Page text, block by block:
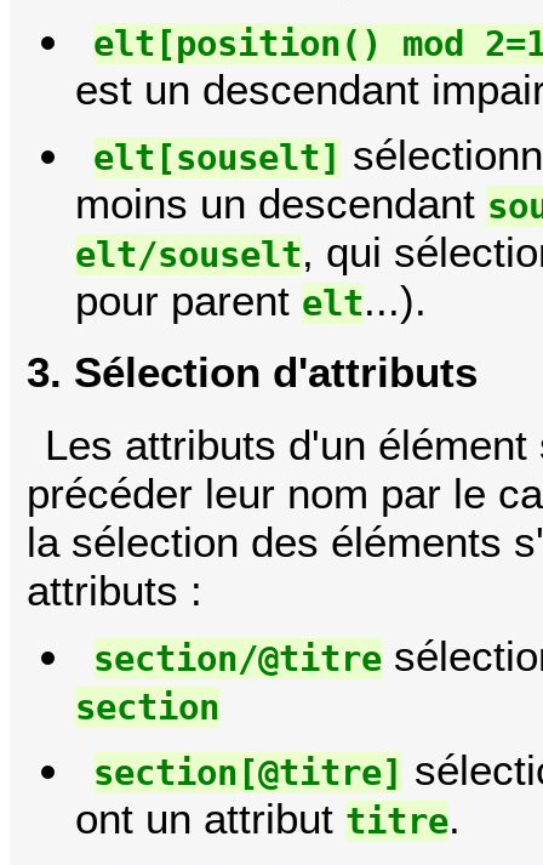
elt[position() mod
est un descendant
elt[souselt]
moins un descendant
elt/souselt, qui
pour parent elt...).
3. Sélection d'attributs
Les attributs d'un
précéder leur nom par le
la sélection des éléments
attributs :
section/@titre
section
section[@titre]
ont un attribut titre.